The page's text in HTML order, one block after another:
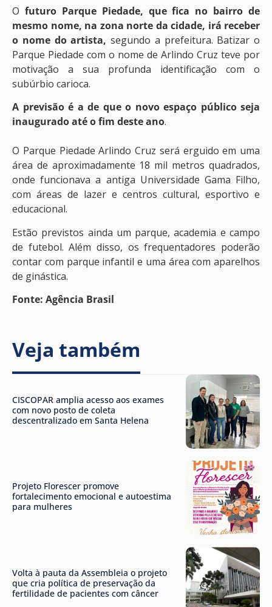
O futuro Parque Piedade, que fica no bairro de
mesmo nome, na zona norte da cidade, irá receber
o nome do artista, segundo a prefeitura. Batizar o
Parque Piedade com o nome de Arlindo Cruz teve por
motivação a sua profunda identificação com o
subúrbio carioca.
A previsão é a de que o novo espaço público seja
inaugurado até o fim deste ano.
O Parque Piedade Arlindo Cruz será erguido em uma
área de aproximadamente 18 mil metros quadrados,
onde funcionava a antiga Universidade Gama Filho,
com áreas de lazer e centros cultural, esportivo e
educacional.
Estão previstos ainda um parque, academia e campo
de futebol. Além disso, os frequentadores poderão
contar com parque infantil e uma área com aparelhos
de ginástica.
Fonte: Agência Brasil
Veja também
CISCOPAR amplia acesso aos exames
com novo posto de coleta
descentralizado em Santa Helena
Projeto Florescer promove
fortalecimento emocional e autoestima
para mulheres
Volta à pauta da Assembleia o projeto
que cria política de preservação da
fertilidade de pacientes com câncer